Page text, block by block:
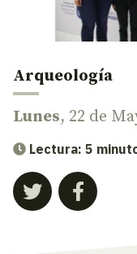
Arqueología
Lunes, 22 de
Lectura: 5